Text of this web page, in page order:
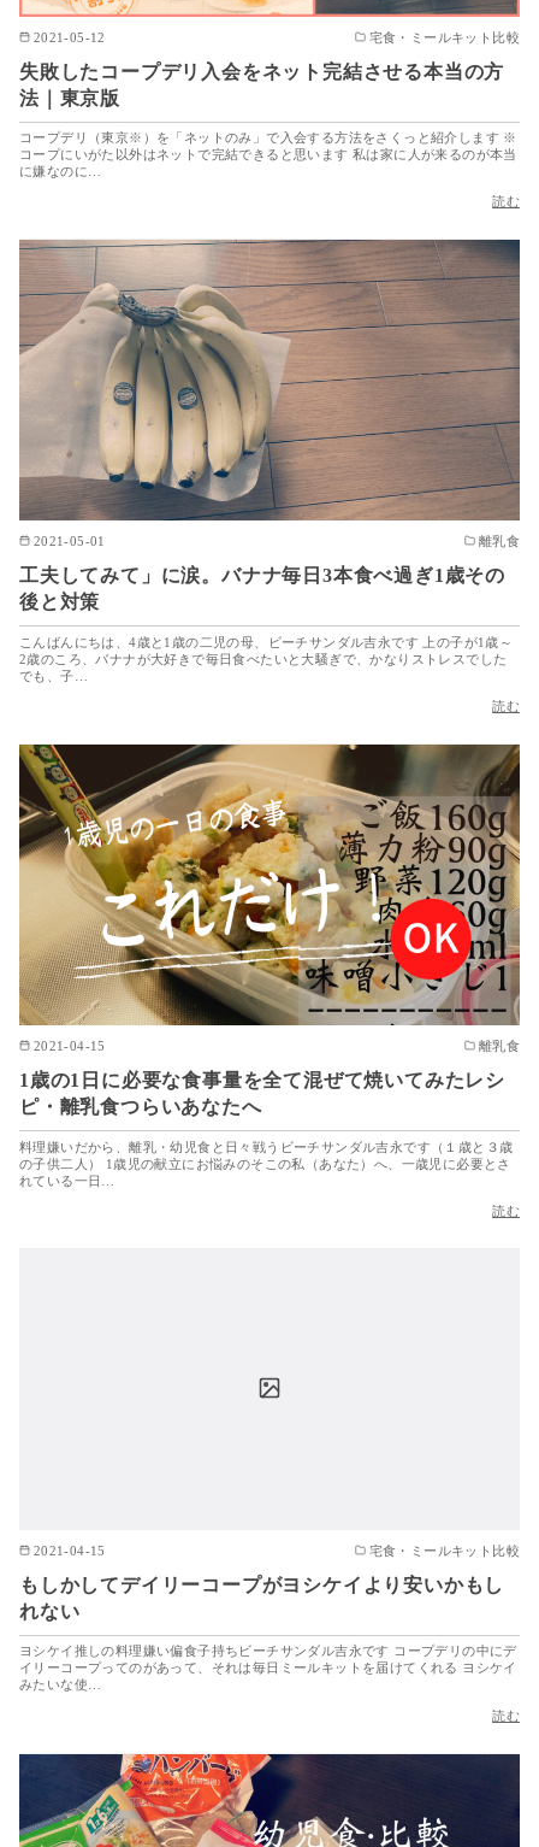
2021-05-12 宅食・ミールキット比較
失敗したコープデリ入会をネット完結させる本当の方
法｜東京版
コープデリ（東京※）を「ネットのみ」で入会する方法をさくっと紹介します ※
コープにいがた以外はネットで完結できると思います 私は家に人が来るのが本当
に嫌なのに…
読む
2021-05-01 離乳食
工夫してみて」に涙。バナナ毎日3本食べ過ぎ1歳その
後と対策
こんばんにちは、4歳と1歳の二児の母、ビーチサンダル吉永です 上の子が1歳～
2歳のころ、バナナが大好きで毎日食べたいと大騒ぎで、かなりストレスでした
でも、子…
読む
2021-04-15 離乳食
1歳の1日に必要な食事量を全て混ぜて焼いてみたレシ
ピ・離乳食つらいあなたへ
料理嫌いだから、離乳・幼児食と日々戦うビーチサンダル吉永です（１歳と３歳
の子供二人） 1歳児の献立にお悩みのそこの私（あなた）へ、一歳児に必要とさ
れている一日…
読む
2021-04-15 宅食・ミールキット比較
もしかしてデイリーコープがヨシケイより安いかもし
れない
ヨシケイ推しの料理嫌い偏食子持ちビーチサンダル吉永です コープデリの中にデ
イリーコープってのがあって、それは毎日ミールキットを届けてくれる ヨシケイ
みたいな使…
読む